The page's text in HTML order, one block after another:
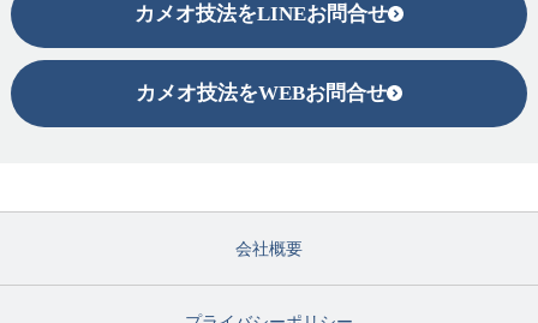
カメオ技法をLINEお問合せ
カメオ技法をWEBお問合せ
会社概要